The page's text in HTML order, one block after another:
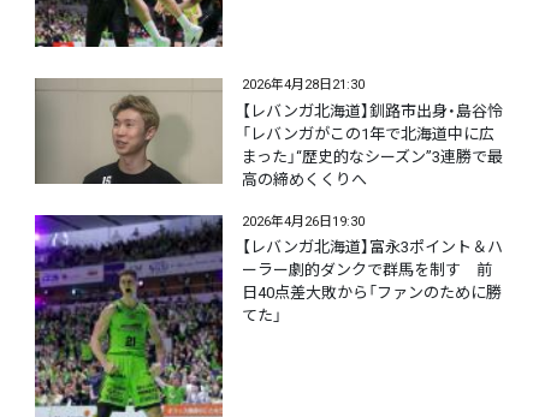
2026年4月28日21:30
【レバンガ北海道】釧路市出身・島谷怜
「レバンガがこの1年で北海道中に広
まった」“歴史的なシーズン”3連勝で最
高の締めくくりへ
2026年4月26日19:30
【レバンガ北海道】富永3ポイント＆ハ
ーラー劇的ダンクで群馬を制す 前
日40点差大敗から「ファンのために勝
てた」